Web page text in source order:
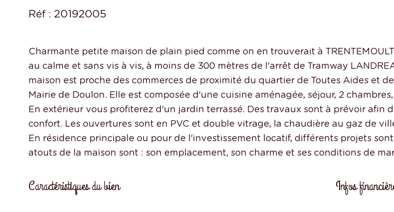
Réf : 20192005
Charmante petite maison de plain pied comme on en trouverait à
au calme et sans vis à vis, à moins de 300 mètres de l'arrêt de Tramway
maison est proche des commerces de proximité du quartier de Toutes Aides et
Mairie de Doulon. Elle est composée d'une cuisine aménagée, séjour, 2
En extérieur vous profiterez d'un jardin terrassé. Des travaux sont à prévoir afin
confort. Les ouvertures sont en PVC et double vitrage, la chaudière au gaz de
En résidence principale ou pour de l'investissement locatif, différents projets
Caractéristiques du bien Infos